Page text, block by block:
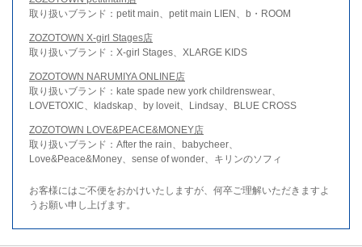
取り扱いブランド：petit main、petit main LIEN、b・ROOM
ZOZOTOWN X-girl Stages店
取り扱いブランド：X-girl Stages、XLARGE KIDS
ZOZOTOWN NARUMIYA ONLINE店
取り扱いブランド：kate spade new york childrenswear、
LOVETOXIC、kladskap、by loveit、Lindsay、BLUE CROSS
ZOZOTOWN LOVE&PEACE&MONEY店
取り扱いブランド：After the rain、babycheer、
Love&Peace&Money、sense of wonder、キリンのソフィ
お客様にはご不便をおかけいたしますが、何卒ご理解いただきますよ
うお願い申し上げます。